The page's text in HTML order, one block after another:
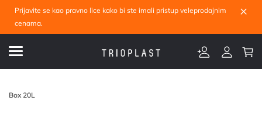
Prijavite se kao pravno lice kako bi ste imali pristup veleprodajnim
cenama.
×
Box 20L